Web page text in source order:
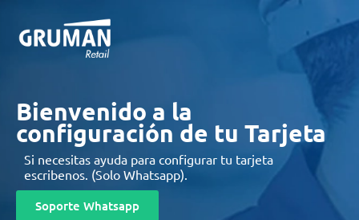
Bienvenido a la
configuración de tu Tarjeta
Si necesitas ayuda para configurar tu tarjeta
escribenos. (Solo Whatsapp).
Soporte Whatsapp